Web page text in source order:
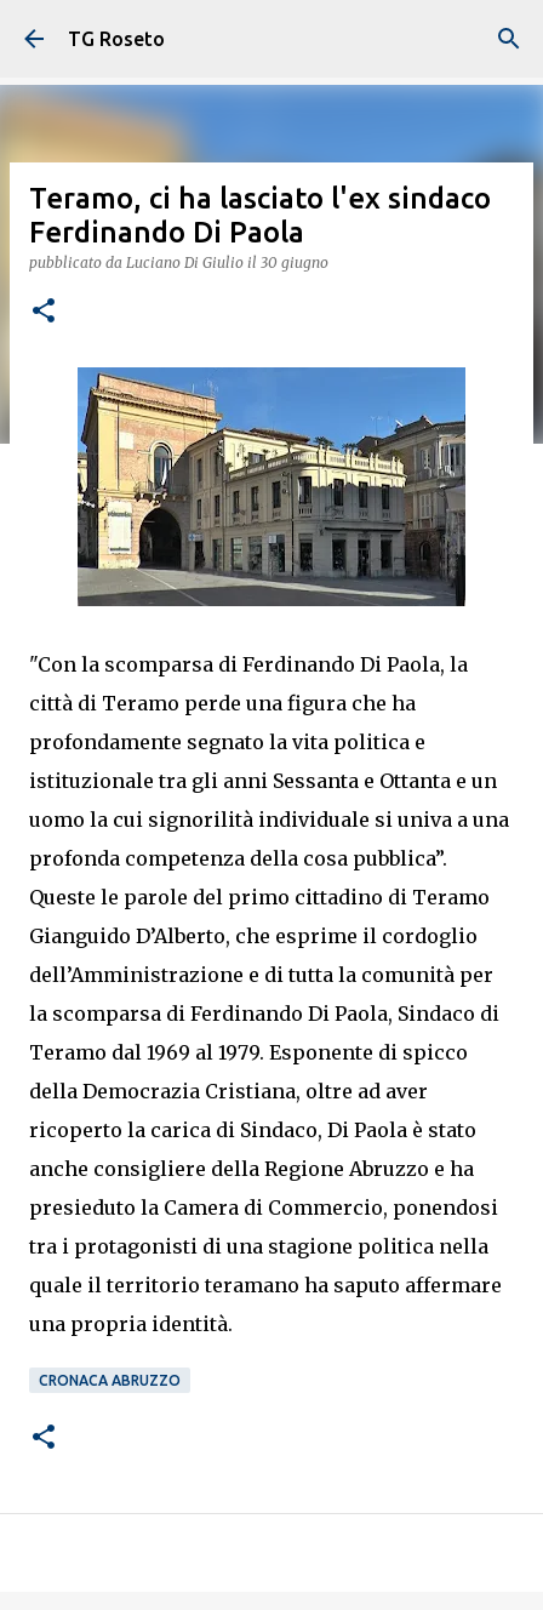
Passa ai contenuti principali
TG Roseto
Teramo, ci ha lasciato l'ex sindaco
Ferdinando Di Paola
pubblicato da Luciano Di Giulio il 30 giugno
"Con la scomparsa di Ferdinando Di Paola, la
città di Teramo perde una figura che ha
profondamente segnato la vita politica e
istituzionale tra gli anni Sessanta e Ottanta e un
uomo la cui signorilità individuale si univa a una
profonda competenza della cosa pubblica”.
Queste le parole del primo cittadino di Teramo
Gianguido D’Alberto, che esprime il cordoglio
dell’Amministrazione e di tutta la comunità per
la scomparsa di Ferdinando Di Paola, Sindaco di
Teramo dal 1969 al 1979. Esponente di spicco
della Democrazia Cristiana, oltre ad aver
ricoperto la carica di Sindaco, Di Paola è stato
anche consigliere della Regione Abruzzo e ha
presieduto la Camera di Commercio, ponendosi
tra i protagonisti di una stagione politica nella
quale il territorio teramano ha saputo affermare
una propria identità.
CRONACA ABRUZZO